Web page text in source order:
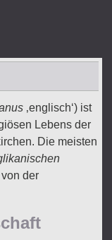
‚englisch‘) ist
Lebens der
Die meisten
der